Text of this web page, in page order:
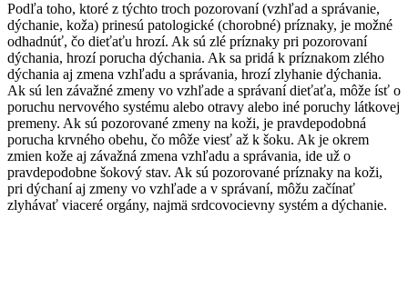
Podľa toho, ktoré z týchto troch pozorovaní (vzhľad a správanie,
dýchanie, koža) prinesú patologické (chorobné) príznaky, je možné
odhadnúť, čo dieťaťu hrozí. Ak sú zlé príznaky pri pozorovaní
dýchania, hrozí porucha dýchania. Ak sa pridá k príznakom zlého
dýchania aj zmena vzhľadu a správania, hrozí zlyhanie dýchania.
Ak sú len závažné zmeny vo vzhľade a správaní dieťaťa, môže ísť o
poruchu nervového systému alebo otravy alebo iné poruchy látkovej
premeny. Ak sú pozorované zmeny na koži, je pravdepodobná
porucha krvného obehu, čo môže viesť až k šoku. Ak je okrem
zmien kože aj závažná zmena vzhľadu a správania, ide už o
pravdepodobne šokový stav. Ak sú pozorované príznaky na koži,
pri dýchaní aj zmeny vo vzhľade a v správaní, môžu začínať
zlyhávať viaceré orgány, najmä srdcovocievny systém a dýchanie.